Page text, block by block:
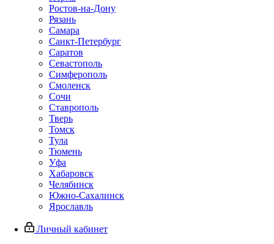
Ростов-на-Дону
Рязань
Самара
Санкт-Петербург
Саратов
Севастополь
Симферополь
Смоленск
Сочи
Ставрополь
Тверь
Томск
Тула
Тюмень
Уфа
Хабаровск
Челябинск
Южно-Сахалинск
Ярославль
Личный кабинет